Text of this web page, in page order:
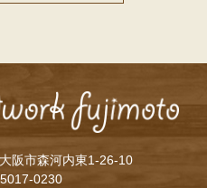
阪市森河内東1-26-10
0230